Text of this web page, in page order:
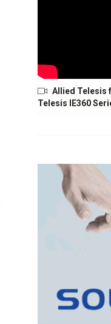
Allied Telesis
Telesis IE360